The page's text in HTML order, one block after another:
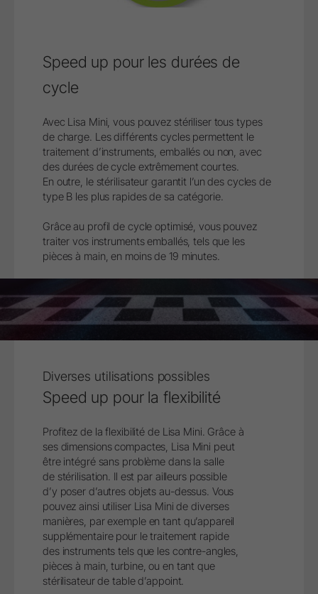
Speed up pour les durées de
cycle
Avec Lisa Mini, vous pouvez stériliser tous types
de charge. Les différents cycles permettent le
traitement d’instruments, emballés ou non, avec
des durées de cycle extrêmement courtes.
En outre, le stérilisateur garantit l’un des cycles de
type B les plus rapides de sa catégorie.
Grâce au profil de cycle optimisé, vous pouvez
traiter vos instruments emballés, tels que les
pièces à main, en moins de 19 minutes.
Diverses utilisations possibles
Speed up pour la flexibilité
Profitez de la flexibilité de Lisa Mini. Grâce à
ses dimensions compactes, Lisa Mini peut
être intégré sans problème dans la salle
de stérilisation. Il est par ailleurs possible
d’y poser d’autres objets au-dessus. Vous
pouvez ainsi utiliser Lisa Mini de diverses
manières, par exemple en tant qu’appareil
supplémentaire pour le traitement rapide
des instruments tels que les contre-angles,
pièces à main, turbine, ou en tant que
stérilisateur de table d’appoint.